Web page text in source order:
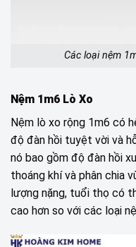
Các loại nệm
Nệm 1m6 Lò Xo
Nệm lò xo rộng 1m6 có
độ đàn hồi tuyệt vời và
nó bao gồm độ đàn hồi
thoáng khí và phân chia
lượng nặng, tuổi thọ có
cao hơn so với các loại